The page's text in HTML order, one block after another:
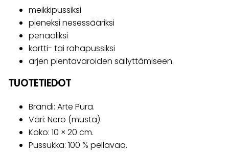
meikkipussiksi
pieneksi nesessääriksi
penaaliksi
kortti- tai rahapussiksi
arjen pientavaroiden säilyttämiseen.
TUOTETIEDOT
Brändi: Arte Pura.
Väri: Nero (musta).
Koko: 10 × 20 cm.
Pussukka: 100 % pellavaa.